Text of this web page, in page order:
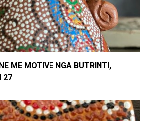
ME MOTIVE NGA BUTRINTI,
27